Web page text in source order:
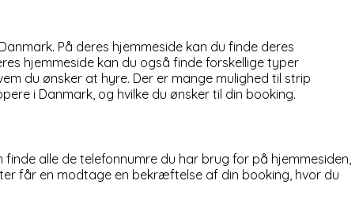
På deres hjemmeside kan du finde deres
hjemmeside kan du også finde forskellige typer
du ønsker at hyre. Der er mange mulighed til strip
i Danmark, og hvilke du ønsker til din booking.
alle de telefonnumre du har brug for på hjemmesiden,
får en modtage en bekræftelse af din booking, hvor du